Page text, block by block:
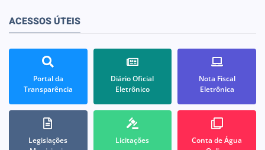
ACESSOS ÚTEIS
Portal da
Transparência
Diário Oficial
Eletrônico
Nota Fiscal
Eletrônica
Legislações
Licitações
Conta de Água